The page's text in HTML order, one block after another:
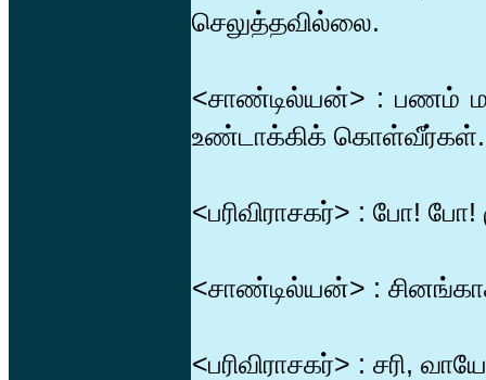
செலுத்தவில்லை.
<சாண்டில்யன்> : பணம்
உண்டாக்கிக் கொள்வீர்கள்.
<பரிவிராசகர்> : போ! போ!
<சாண்டில்யன்> :
<பரிவிராசகர்> : சரி,